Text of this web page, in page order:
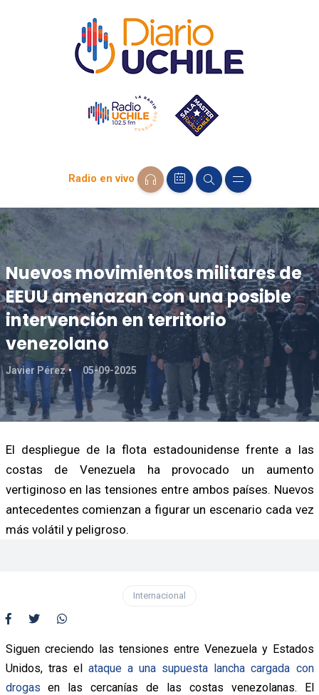
Radio en vivo
Nuevos movimientos militares de
EEUU amenazan con una posible
intervención en territorio
venezolano
Javier Pérez 05-09-2025
El despliegue de la flota estadounidense frente a las
costas de Venezuela ha provocado un aumento
vertiginoso en las tensiones entre ambos países. Nuevos
antecedentes comienzan a figurar un escenario cada vez
más volátil y peligroso.
Internacional
Siguen creciendo las tensiones entre Venezuela y Estados
Unidos, tras el ataque a una supuesta lancha cargada con
drogas en las cercanías de las costas venezolanas. El